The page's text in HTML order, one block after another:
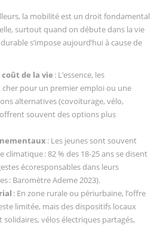
la mobilité est un droit fondamental
surtout quand on débute dans la vie
s’impose aujourd’hui à cause de
de la vie : L’essence, les
pour un premier emploi ou une
alternatives (covoiturage, vélo,
souvent des options plus
: Les jeunes sont souvent
climatique : 82 % des 18-25 ans se disent
écoresponsables dans leurs
: Baromètre Ademe 2023).
: En zone rurale ou périurbaine, l’offre
limitée, mais des dispositifs locaux
vélos électriques partagés,